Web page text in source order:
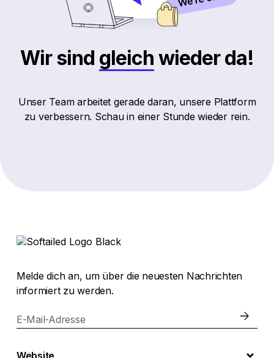
Wir sind gleich wieder da!
Unser Team arbeitet gerade daran, unsere Plattform
zu verbessern. Schau in einer Stunde wieder rein.
Melde dich an, um über die neuesten Nachrichten
informiert zu werden.
E-Mail-Adresse
Website